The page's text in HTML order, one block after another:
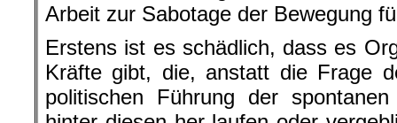
Arbeit zur Sabotage der Bewegung
Erstens ist es schädlich, dass es
Kräfte gibt, die, anstatt die Frage
politischen Führung der